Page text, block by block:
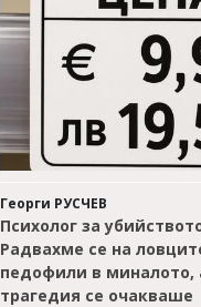
Георги РУСЧЕВ
Психолог за
Радвахме се на
педофили в миналото,
трагедия се очакваше